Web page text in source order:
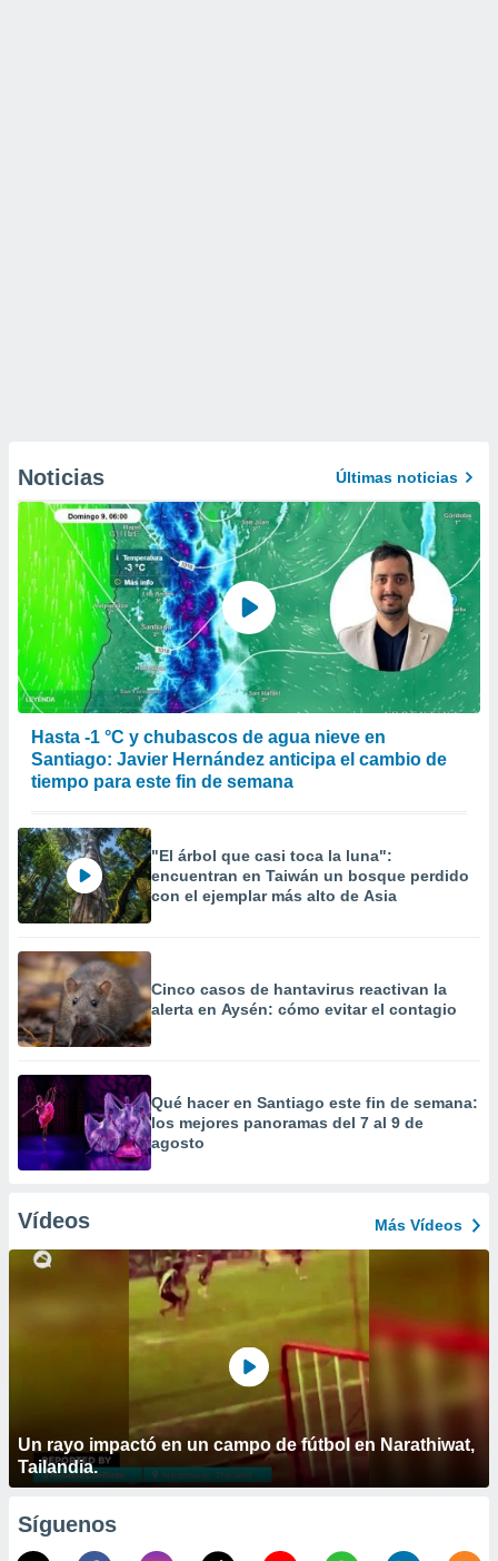
Noticias Últimas noticias
Hasta -1 °C y chubascos de agua nieve en
Santiago: Javier Hernández anticipa el cambio de
tiempo para este fin de semana
"El árbol que casi toca la luna":
encuentran en Taiwán un bosque perdido
con el ejemplar más alto de Asia
Cinco casos de hantavirus reactivan la
alerta en Aysén: cómo evitar el contagio
Qué hacer en Santiago este fin de semana:
los mejores panoramas del 7 al 9 de
agosto
Vídeos Más Vídeos
Un rayo impactó en un campo de fútbol en Narathiwat,
Tailandia.
Síguenos